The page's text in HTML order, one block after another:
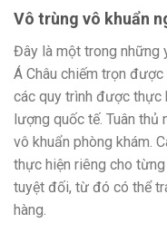
Vô trùng vô khuẩn
Đây là một trong những
Á Châu chiếm trọn
các quy trình được thực
lượng quốc tế. Tuân thủ
vô khuẩn phòng khám.
thực hiện riêng cho
tuyệt đối, từ đó có thể
hàng.